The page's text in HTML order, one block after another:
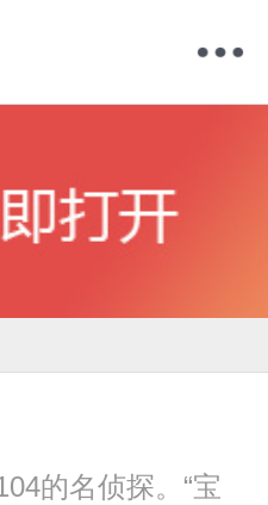
我的当当
的名侦探。“宝